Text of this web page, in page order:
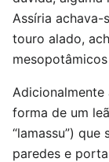
Assíria achava-
touro alado,
Adicionalmente
forma de um
“lamassu”)
paredes e